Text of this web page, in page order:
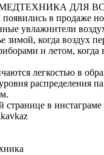
МЕДТЕХНИКА ДЛЯ
в продаже
увлажнители
зимой, когда воздух
и летом,
легкостью в
распределения
в инстаграме